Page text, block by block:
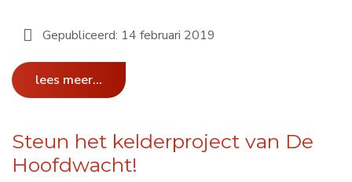
Gepubliceerd: 14 februari 2019
lees meer...
Steun het kelderproject van De
Hoofdwacht!